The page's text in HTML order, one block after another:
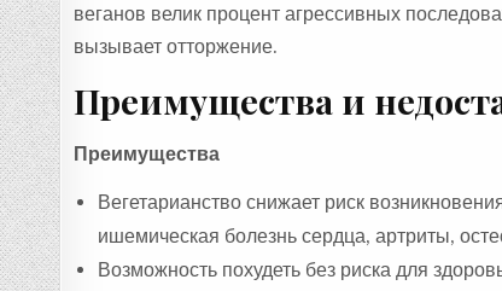
веганов велик процент агрессивных
вызывает отторжение.
Преимущества и
Преимущества
Вегетарианство снижает риск
ишемическая болезнь сердца, артриты,
Возможность похудеть без риска для